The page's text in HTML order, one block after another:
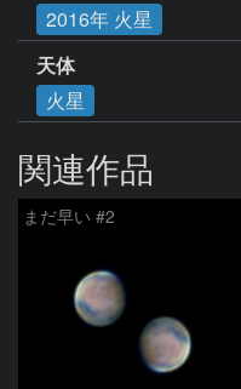
2016年 火星
天体
火星
関連作品
まだ早い #2